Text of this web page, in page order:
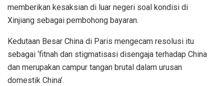
memberikan kesaksian di luar negeri soal kondisi di
Xinjiang sebagai pembohong bayaran.
Kedutaan Besar China di Paris mengecam resolusi itu
sebagai ‘fitnah dan stigmatisasi disengaja terhadap China
dan merupakan campur tangan brutal dalam urusan
domestik China’.